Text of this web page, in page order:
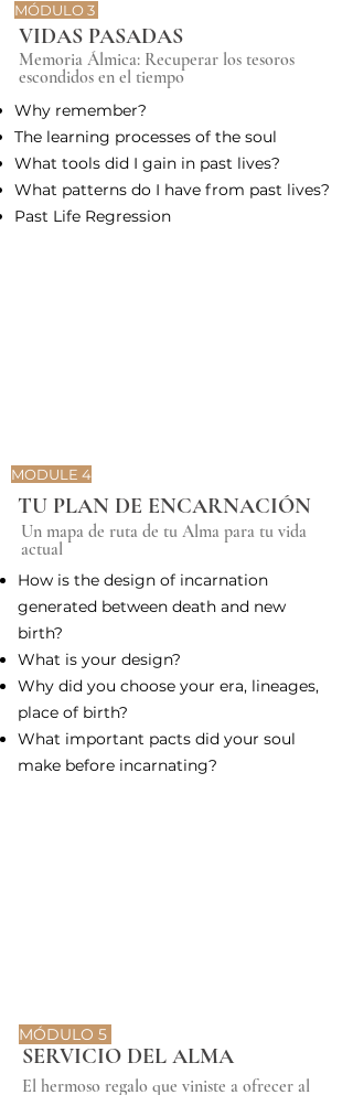
MÓDULO 3
VIDAS PASADAS
Why remember?
The learning processes of the soul
What tools did I gain in past lives?
What patterns do I have from past lives?
Past Life Regression
Memoria Álmica: Recuperar los tesoros
escondidos en el tiempo
MODULE 4
TU PLAN DE ENCARNACIÓN
Un mapa de ruta de tu Alma para tu vida
actual
How is the design of incarnation
generated between death and new
birth?
What is your design?
Why did you choose your era, lineages,
place of birth?
What important pacts did your soul
make before incarnating?
MÓDULO 5
SERVICIO DEL ALMA
El hermoso regalo que viniste a ofrecer al